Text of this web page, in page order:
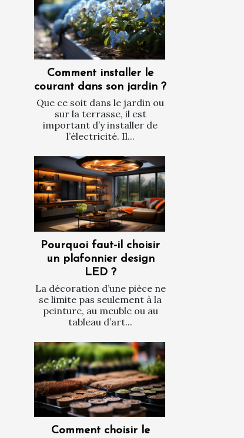
Comment installer le
courant dans son jardin ?
Que ce soit dans le jardin ou
sur la terrasse, il est
important d’y installer de
l’électricité. Il...
Pourquoi faut-il choisir
un plafonnier design
LED ?
La décoration d’une pièce ne
se limite pas seulement à la
peinture, au meuble ou au
tableau d’art...
Comment choisir le